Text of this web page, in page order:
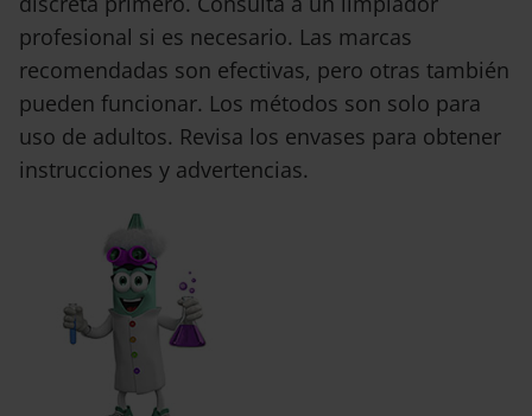
profesional si es necesario. Las marcas
recomendadas son efectivas, pero otras también
pueden funcionar. Los métodos son solo para
uso de adultos. Revisa los envases para obtener
instrucciones y advertencias.